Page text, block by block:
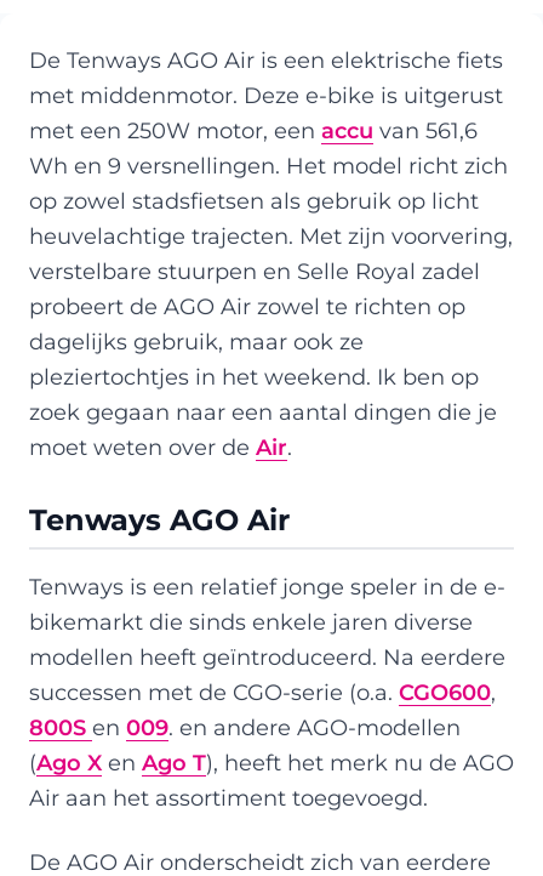
De Tenways AGO Air is een elektrische fiets
met middenmotor. Deze e-bike is uitgerust
met een 250W motor, een accu van 561,6
Wh en 9 versnellingen. Het model richt zich
op zowel stadsfietsen als gebruik op licht
heuvelachtige trajecten. Met zijn voorvering,
verstelbare stuurpen en Selle Royal zadel
probeert de AGO Air zowel te richten op
dagelijks gebruik, maar ook ze
pleziertochtjes in het weekend. Ik ben op
zoek gegaan naar een aantal dingen die je
moet weten over de Air.
Tenways AGO Air
Tenways is een relatief jonge speler in de e-
bikemarkt die sinds enkele jaren diverse
modellen heeft geïntroduceerd. Na eerdere
successen met de CGO-serie (o.a. CGO600,
800S en 009. en andere AGO-modellen
(Ago X en Ago T), heeft het merk nu de AGO
Air aan het assortiment toegevoegd.
De AGO Air onderscheidt zich van eerdere